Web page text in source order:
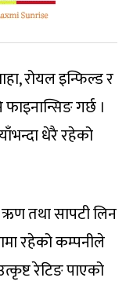
रोयल इन्फिल्ड र
गर्छ ।
धेरै रहेको
तथा सापटी लिन
रहेको कम्पनीले
रेटिङ पाएको